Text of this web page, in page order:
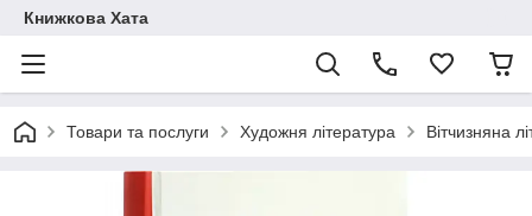
Книжкова Хата
Товари та послуги Художня література Вітчизняна